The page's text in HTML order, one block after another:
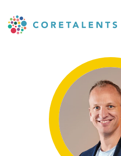
main
David
Coretalents